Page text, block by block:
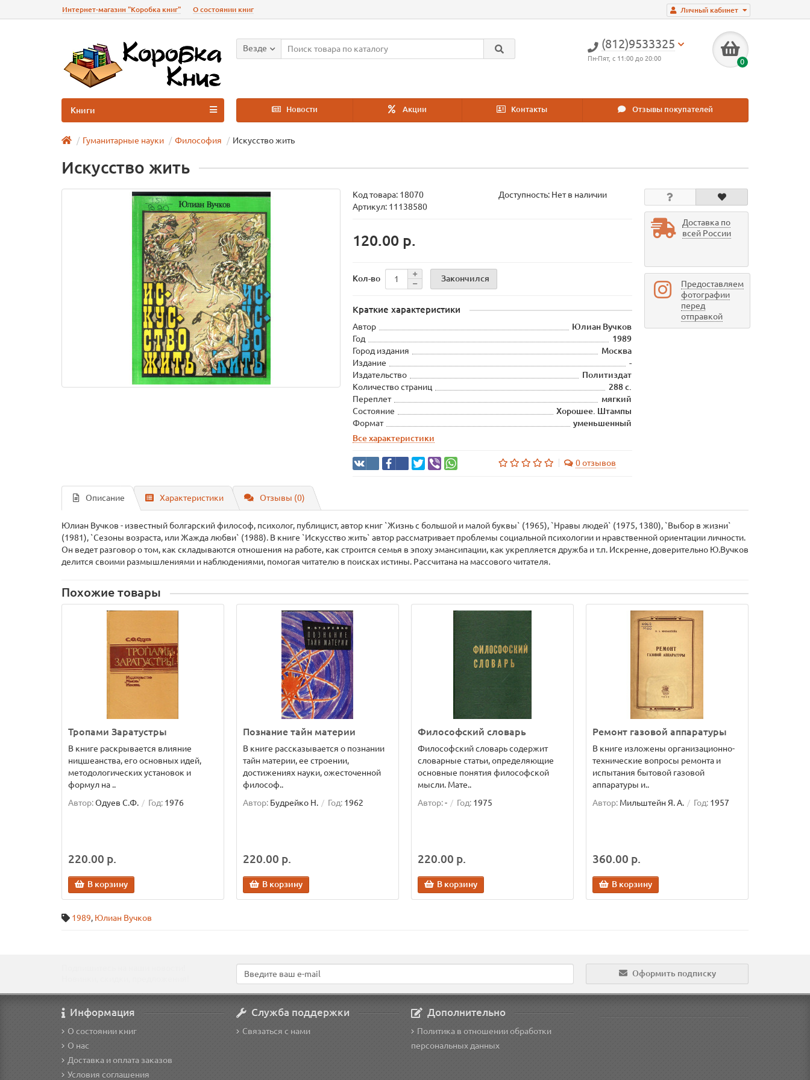
Личный кабинет
Интернет-магазин "Коробка книг" О состоянии книг
(812)9533325
Пн-Пят, с 11:00 до 20:00 0
Везде
Новости Акции Контакты Отзывы покупателей
Книги
Гуманитарные науки Философия Искусство жить
Искусство жить
Код товара: 18070
Доступность: Нет в наличии
Артикул: 11138580
120.00 р.
Кол-во Закончился
Краткие характеристики
Автор
Юлиан Вучков
Год
1989
Город издания
Москва
Издание
-
Издательство
Политиздат
Количество страниц
288 с.
Переплет
мягкий
Состояние
Хорошее. Штампы
Формат
уменьшенный
Все характеристики
0 отзывов
Доставка по
всей России
Предоставляем
фотографии
перед
отправкой
Описание Характеристики Отзывы (0)
Юлиан Вучков - известный болгарский философ, психолог, публицист, автор книг `Жизнь с большой и малой буквы` (1965), `Нравы людей` (1975, 1380), `Выбор в жизни`
(1981), `Сезоны возраста, или Жажда любви` (1988). В книге `Искусство жить` автор рассматривает проблемы социальной психологии и нравственной ориентации личности.
Он ведет разговор о том, как складываются отношения на работе, как строится семья в эпоху эмансипации, как укрепляется дружба и т.п. Искренне, доверительно Ю.Вучков
делится своими размышлениями и наблюдениями, помогая читателю в поисках истины. Рассчитана на массового читателя.
Похожие товары
Тропами Заратустры
В книге раскрывается влияние
ницшеанства, его основных идей,
методологических установок и
формул на ..
Автор:Одуев С.Ф. Год: 1976
220.00 р.
В корзину
Познание тайн материи
В книге рассказывается о познании
тайн материи, ее строении,
достижениях науки, ожесточенной
философ..
Автор: Будрейко Н. Год: 1962
220.00 р.
В корзину
Философский словарь
Философский словарь содержит
словарные статьи, определяющие
основные понятия философской
мысли. Мате..
Автор:- Год: 1975
220.00 р.
В корзину
Ремонт газовой аппаратуры
В книге изложены организационно-
технические вопросы ремонта и
испытания бытовой газовой
аппаратуры и..
Автор: Мильштейн Я. А. Год: 1957
360.00 р.
В корзину
1989, Юлиан Вучков
Оформить подписку
Информация
О состоянии книг
О нас
Доставка и оплата заказов
Условия соглашения
Служба поддержки
Связаться с нами
Дополнительно
Политика в отношении обработки
персональных данных